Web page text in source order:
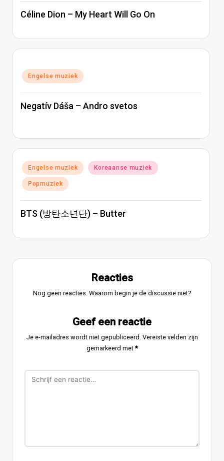
Céline Dion – My Heart Will Go On
Geplaatst
in
Engelse muziek
Negatív Dáša – Andro svetos
Geplaatst
in
Engelse muziek Koreaanse muziek
Popmuziek
BTS (방탄소년단) – Butter
Reacties
Nog geen reacties. Waarom begin je de discussie niet?
Geef een reactie
Je e-mailadres wordt niet gepubliceerd. Vereiste velden zijn
gemarkeerd met*